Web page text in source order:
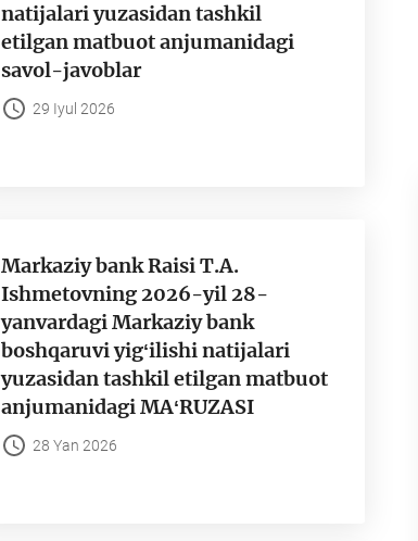
natijalari yuzasidan tashkil
etilgan matbuot anjumanidagi
savol-javoblar
29 Iyul 2026
Markaziy bank Raisi T.A.
Ishmetovning 2026-yil 28-
yanvardagi Markaziy bank
boshqaruvi yigʻilishi natijalari
yuzasidan tashkil etilgan matbuot
anjumanidagi MAʻRUZASI
28 Yan 2026